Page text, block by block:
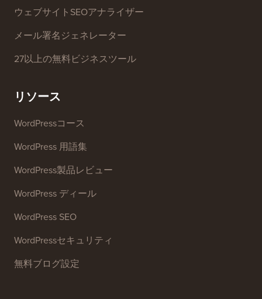
ウェブサイトSEOアナライザー
メール署名ジェネレーター
27以上の無料ビジネスツール
リソース
WordPressコース
WordPress 用語集
WordPress製品レビュー
WordPress ディール
WordPress SEO
WordPressセキュリティ
無料ブログ設定